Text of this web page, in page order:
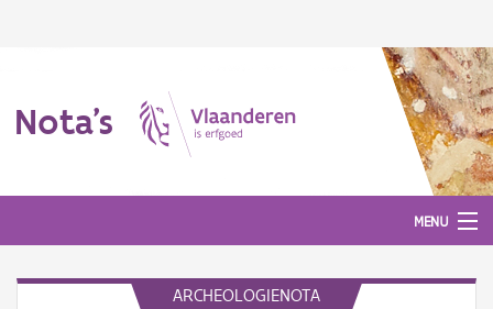
Nota's
MENU
ARCHEOLOGIENOTA